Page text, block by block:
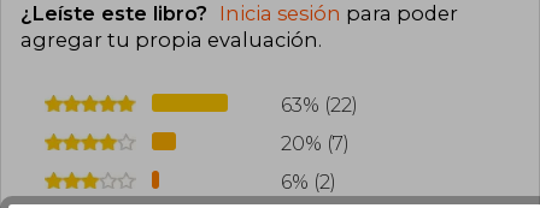
¿Leíste este libro? Inicia sesión para poder
agregar tu propia evaluación.
63% (22)
20% (7)
6% (2)